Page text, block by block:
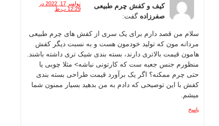
کیف و کفش چرم طبیعی
صفرزاده گفت:
نوامبر 17, 2022 در
12:29 ب.ظ
سلام من قصد دارم برای یک سری از کفش های چرم طبیعی
مردانه مون که تولید خودمون هست و به نسبت دیگر کفش
هامون قیمت بالاتری دارند، بسته بندی شیک تری داشته باشند.
منظورم جنس جعبه ست که کارتونی نباشه> مثلا چوبی یا
حتی چرم ممکنه؟ اگر یک برآورد قیمت طراحی بسته بندی
کفش با این توصیحی که دادم به من بدهید بسیار ممنون شما
میشم.